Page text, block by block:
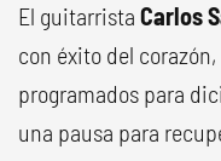
El guitarrista Carlos
con éxito del
programados para
una pausa para